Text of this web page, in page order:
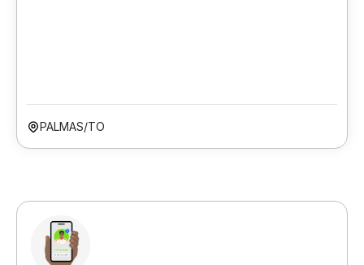
PALMAS/TO